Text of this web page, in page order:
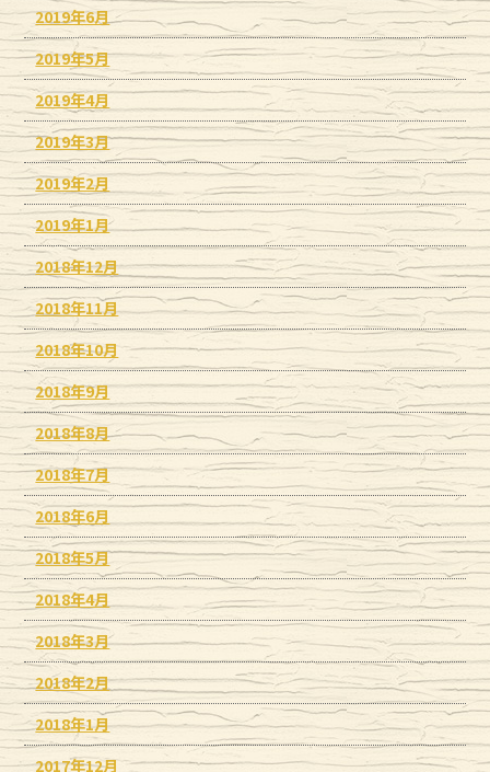
2019年6月
2019年5月
2019年4月
2019年3月
2019年2月
2019年1月
2018年12月
2018年11月
2018年10月
2018年9月
2018年8月
2018年7月
2018年6月
2018年5月
2018年4月
2018年3月
2018年2月
2018年1月
2017年12月